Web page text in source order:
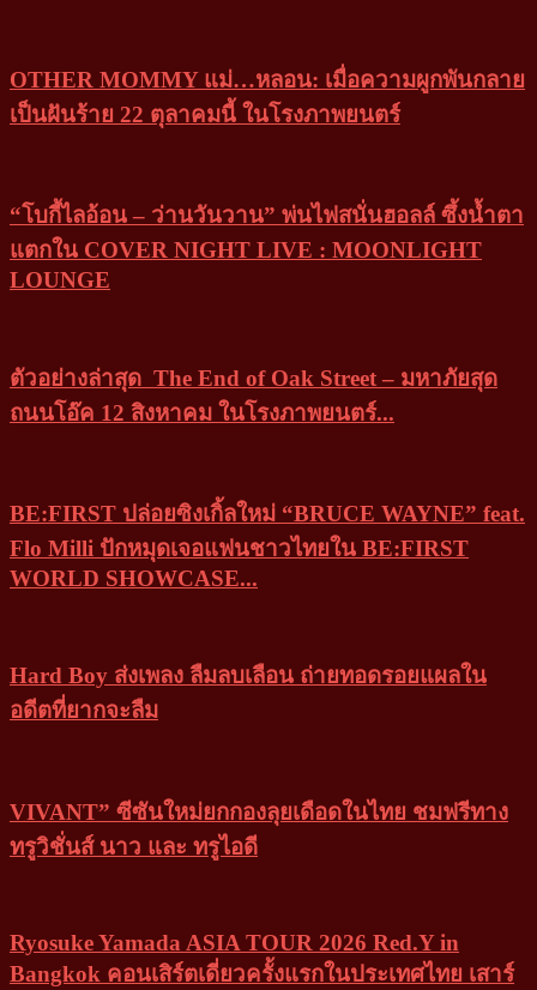
OTHER MOMMY แม่…หลอน: เมื่อความผูกพันกลาย
เป็นฝันร้าย 22 ตุลาคมนี้ ในโรงภาพยนตร์
“โบกี้ไลอ้อน – ว่านวันวาน” พ่นไฟสนั่นฮอลล์ ซึ้งน้ำตา
แตกใน COVER NIGHT LIVE : MOONLIGHT
LOUNGE
ตัวอย่างล่าสุด The End of Oak Street – มหาภัยสุด
ถนนโอ๊ค 12 สิงหาคม ในโรงภาพยนตร์...
BE:FIRST ปล่อยซิงเกิ้ลใหม่ “BRUCE WAYNE” feat.
Flo Milli ปักหมุดเจอแฟนชาวไทยใน BE:FIRST
WORLD SHOWCASE...
Hard Boy ส่งเพลง ลืมลบเลือน ถ่ายทอดรอยแผลใน
อดีตที่ยากจะลืม
VIVANT” ซีซันใหม่ยกกองลุยเดือดในไทย ชมฟรีทาง
ทรูวิชั่นส์ นาว และ ทรูไอดี
Ryosuke Yamada ASIA TOUR 2026 Red.Y in
Bangkok คอนเสิร์ตเดี่ยวครั้งแรกในประเทศไทย เสาร์